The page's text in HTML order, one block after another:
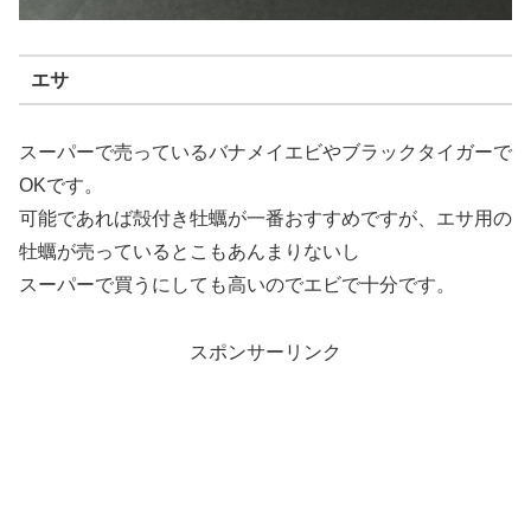
エサ
スーパーで売っているバナメイエビやブラックタイガーで
OKです。
可能であれば殻付き牡蠣が一番おすすめですが、エサ用の
牡蠣が売っているとこもあんまりないし
スーパーで買うにしても高いのでエビで十分です。
スポンサーリンク